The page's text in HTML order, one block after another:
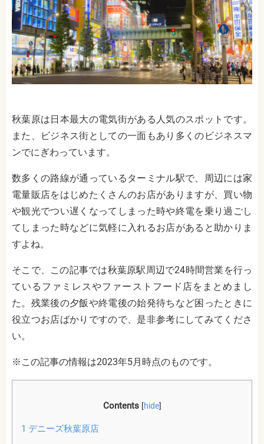
秋葉原は日本最大の電気街がある人気のスポットです。
また、ビジネス街としての一面もあり多くのビジネスマ
ンでにぎわっています。
数多くの路線が通っているターミナル駅で、周辺には家
電量販店をはじめたくさんのお店がありますが、買い物
や観光でつい遅くなってしまった時や終電を乗り過ごし
てしまった時などに気軽に入れるお店があると助かりま
すよね。
そこで、この記事では秋葉原駅周辺で24時間営業を行っ
ているファミレスやファーストフード店をまとめまし
た。残業後の夕飯や終電後の始発待ちなど困ったときに
役立つお店ばかりですので、是非参考にしてみてくださ
い。
※この記事の情報は2023年5月時点のものです。
Contents [hide]
1 デニーズ秋葉原店